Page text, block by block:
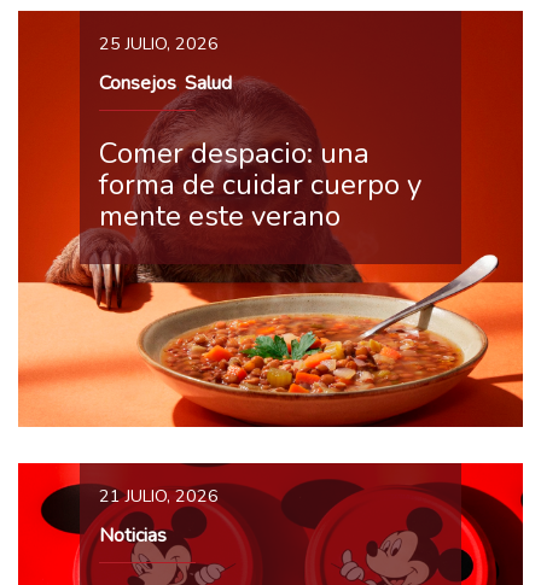
25 JULIO, 2026
Consejos, Salud
Comer despacio: una
forma de cuidar cuerpo y
mente este verano
21 JULIO, 2026
Noticias